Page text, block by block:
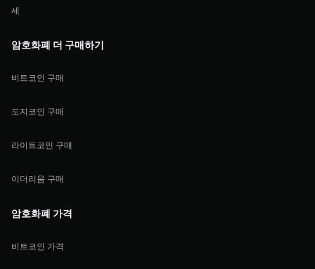
세
암호화폐 더 구매하기
비트코인 구매
도지코인 구매
라이트코인 구매
이더리움 구매
암호화폐 가격
비트코인 가격